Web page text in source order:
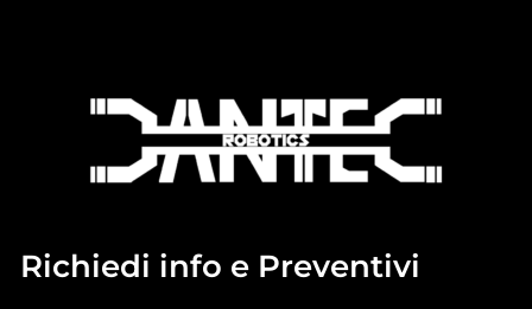
Richiedi info e Preventivi